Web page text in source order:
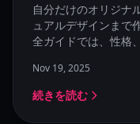
自分だけのオリジナ
ュアルデザインまで
全ガイドでは、性格
す。
Nov 19, 2025
続きを読む